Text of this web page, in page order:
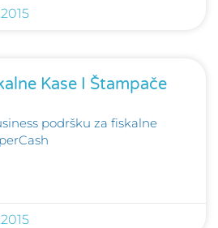
Kase I Štampače
podršku za fiskalne